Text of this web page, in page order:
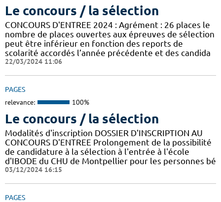
Le concours / la sélection
CONCOURS D'ENTREE 2024 : Agrément : 26 places le
nombre de places ouvertes aux épreuves de sélection
peut être inférieur en fonction des reports de
scolarité accordés l’année précédente et des candida
22/03/2024 11:06
PAGES
relevance: 100%
Le concours / la sélection
Modalités d'inscription DOSSIER D'INSCRIPTION AU
CONCOURS D'ENTREE Prolongement de la possibilité
de candidature à la sélection à l'entrée à l'école
d'IBODE du CHU de Montpellier pour les personnes bé
03/12/2024 16:15
PAGES